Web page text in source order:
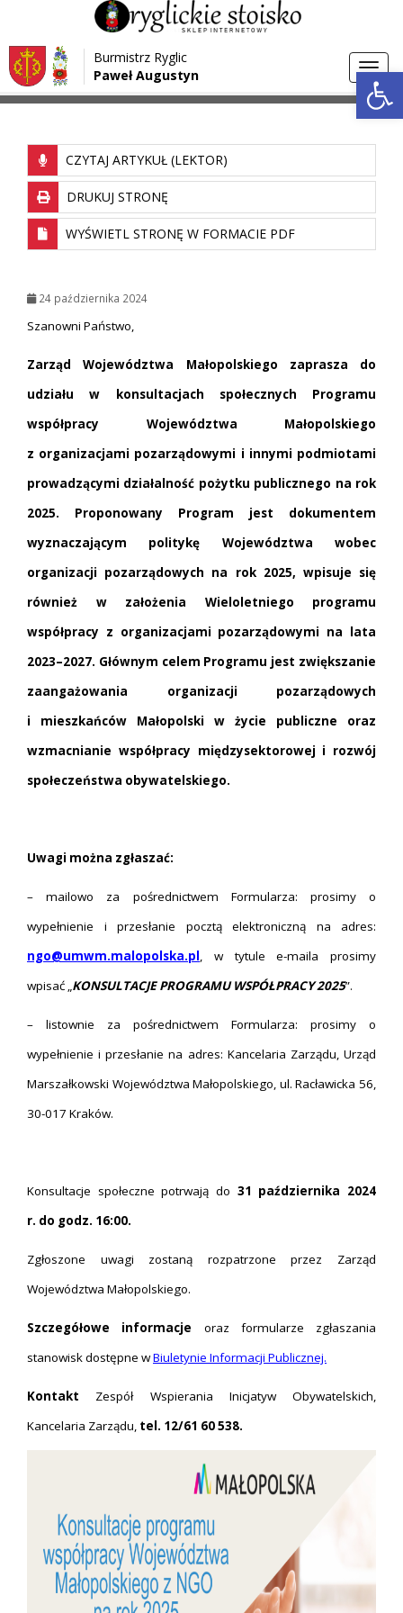
Przejdź do menu
Przejdź do głównej treści strony
Przejdź do stopki strony
Burmistrz Ryglic
Paweł Augustyn
Strona główna > Aktualności
CZYTAJ ARTYKUŁ (LEKTOR)
DRUKUJ STRONĘ
WYŚWIETL STRONĘ W FORMACIE PDF
24 października 2024
Szanowni Państwo,
Zarząd Województwa Małopolskiego zaprasza do
udziału w konsultacjach społecznych Programu
współpracy Województwa Małopolskiego
z organizacjami pozarządowymi i innymi podmiotami
prowadzącymi działalność pożytku publicznego na rok
2025.
Proponowany Program jest dokumentem
wyznaczającym politykę Województwa wobec
organizacji pozarządowych na rok 2025, wpisuje się
również w założenia Wieloletniego programu
współpracy z organizacjami pozarządowymi na lata
2023–2027. Głównym celem Programu jest zwiększanie
zaangażowania organizacji pozarządowych
i mieszkańców Małopolski w życie publiczne oraz
wzmacnianie współpracy międzysektorowej i rozwój
społeczeństwa obywatelskiego.
Uwagi można zgłaszać:
– mailowo za pośrednictwem Formularza: prosimy o
wypełnienie i przesłanie pocztą elektroniczną na adres:
ngo@umwm.malopolska.pl, w tytule e-maila prosimy
wpisać „KONSULTACJE PROGRAMU WSPÓŁPRACY 2025”.
– listownie za pośrednictwem Formularza: prosimy o
wypełnienie i przesłanie na adres: Kancelaria Zarządu, Urząd
Marszałkowski Województwa Małopolskiego, ul. Racławicka 56,
30-017 Kraków.
Konsultacje społeczne potrwają do 31 października 2024
r. do godz. 16:00.
Zgłoszone uwagi zostaną rozpatrzone przez Zarząd
Województwa Małopolskiego.
Szczegółowe informacje oraz formularze zgłaszania
stanowisk dostępne wBiuletynie Informacji Publicznej.
Kontakt Zespół Wspierania Inicjatyw Obywatelskich,
Kancelaria Zarządu, tel. 12/61 60 538.